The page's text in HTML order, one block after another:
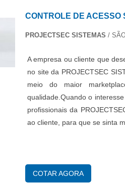
CONTROLE DE ACESSO
PROJECTSEC SISTEMAS /
A empresa ou cliente que
no site da PROJECTSEC
meio do maior
qualidade.Quando o
profissionais da
ao cliente, para que se sinta
COTAR AGORA